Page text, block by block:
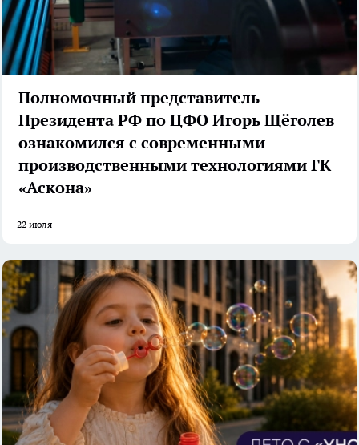
Полномочный представитель
Президента РФ по ЦФО Игорь Щёголев
ознакомился с современными
производственными технологиями ГК
«Аскона»
22 июля